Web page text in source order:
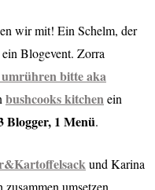
wir mit! Ein Schelm, der
Blogevent. Zorra
umrühren bitte aka
bushcooks kitchenein
Blogger, 1 Menü.
und Karina
zusammen umsetzen